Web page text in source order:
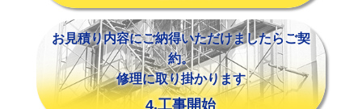
お見積り内容にご納得いただけましたらご契
約。
修理に取り掛かります
4.工事開始